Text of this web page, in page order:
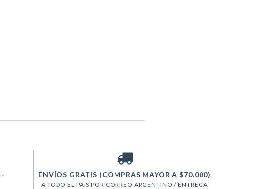
ENVÍOS GRATIS (COMPRAS MAYOR A $70.000)
A TODO EL PAIS POR CORREO ARGENTINO / ENTREGA